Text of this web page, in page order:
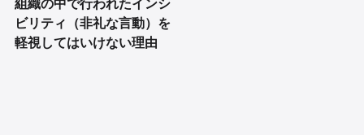
組織の中で行われたインシ
ビリティ（非礼な言動）を
軽視してはいけない理由